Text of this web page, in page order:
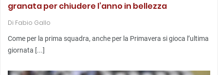
granata per chiudere l’anno in bellezza
Di Fabio Gallo
Come per la prima squadra, anche per la Primavera si gioca l’ultima
giornata [...]